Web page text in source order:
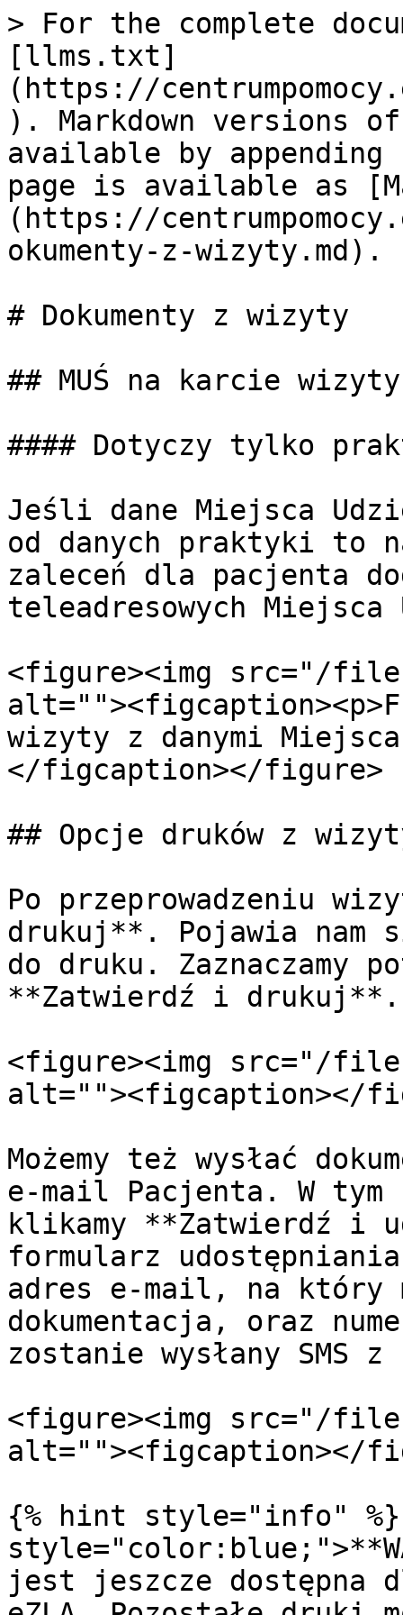
> For the complete
[llms.txt]
(https://
). Markdown versions
available by
page is available as
(https://
okumenty-z-wizyty.md).
# Dokumenty z wizyty
## MUŚ na karcie wizyty
#### Dotyczy tylko
Jeśli dane Miejsca
od danych praktyki to
zaleceń dla pacjenta
teleadresowych
<figure><img src="/files/
wizyty z danymi
</figcaption></figure>
## Opcje druków z
Po przeprowadzeniu
drukuj**. Pojawia nam
do druku. Zaznaczamy
**Zatwierdź i drukuj**.
<figure><img src="/files/
alt=""><figcaption></
Możemy też wysłać
e-mail Pacjenta. W tym
klikamy **Zatwierdź i
formularz
adres e-mail, na który
dokumentacja, oraz
zostanie wysłany SMS
<figure><img src="/files/
alt=""><figcaption></
{% hint style="info" %}
jest jeszcze dostępna